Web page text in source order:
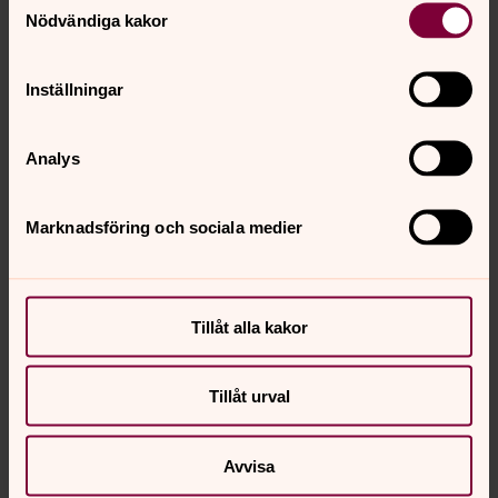
Nödvändiga kakor
Inställningar
Analys
Marknadsföring och sociala medier
Tillåt alla kakor
Tillåt urval
Avvisa
Bild 1 av 6Foto: Gunnar Lidén
Bild
Öppna bildspel